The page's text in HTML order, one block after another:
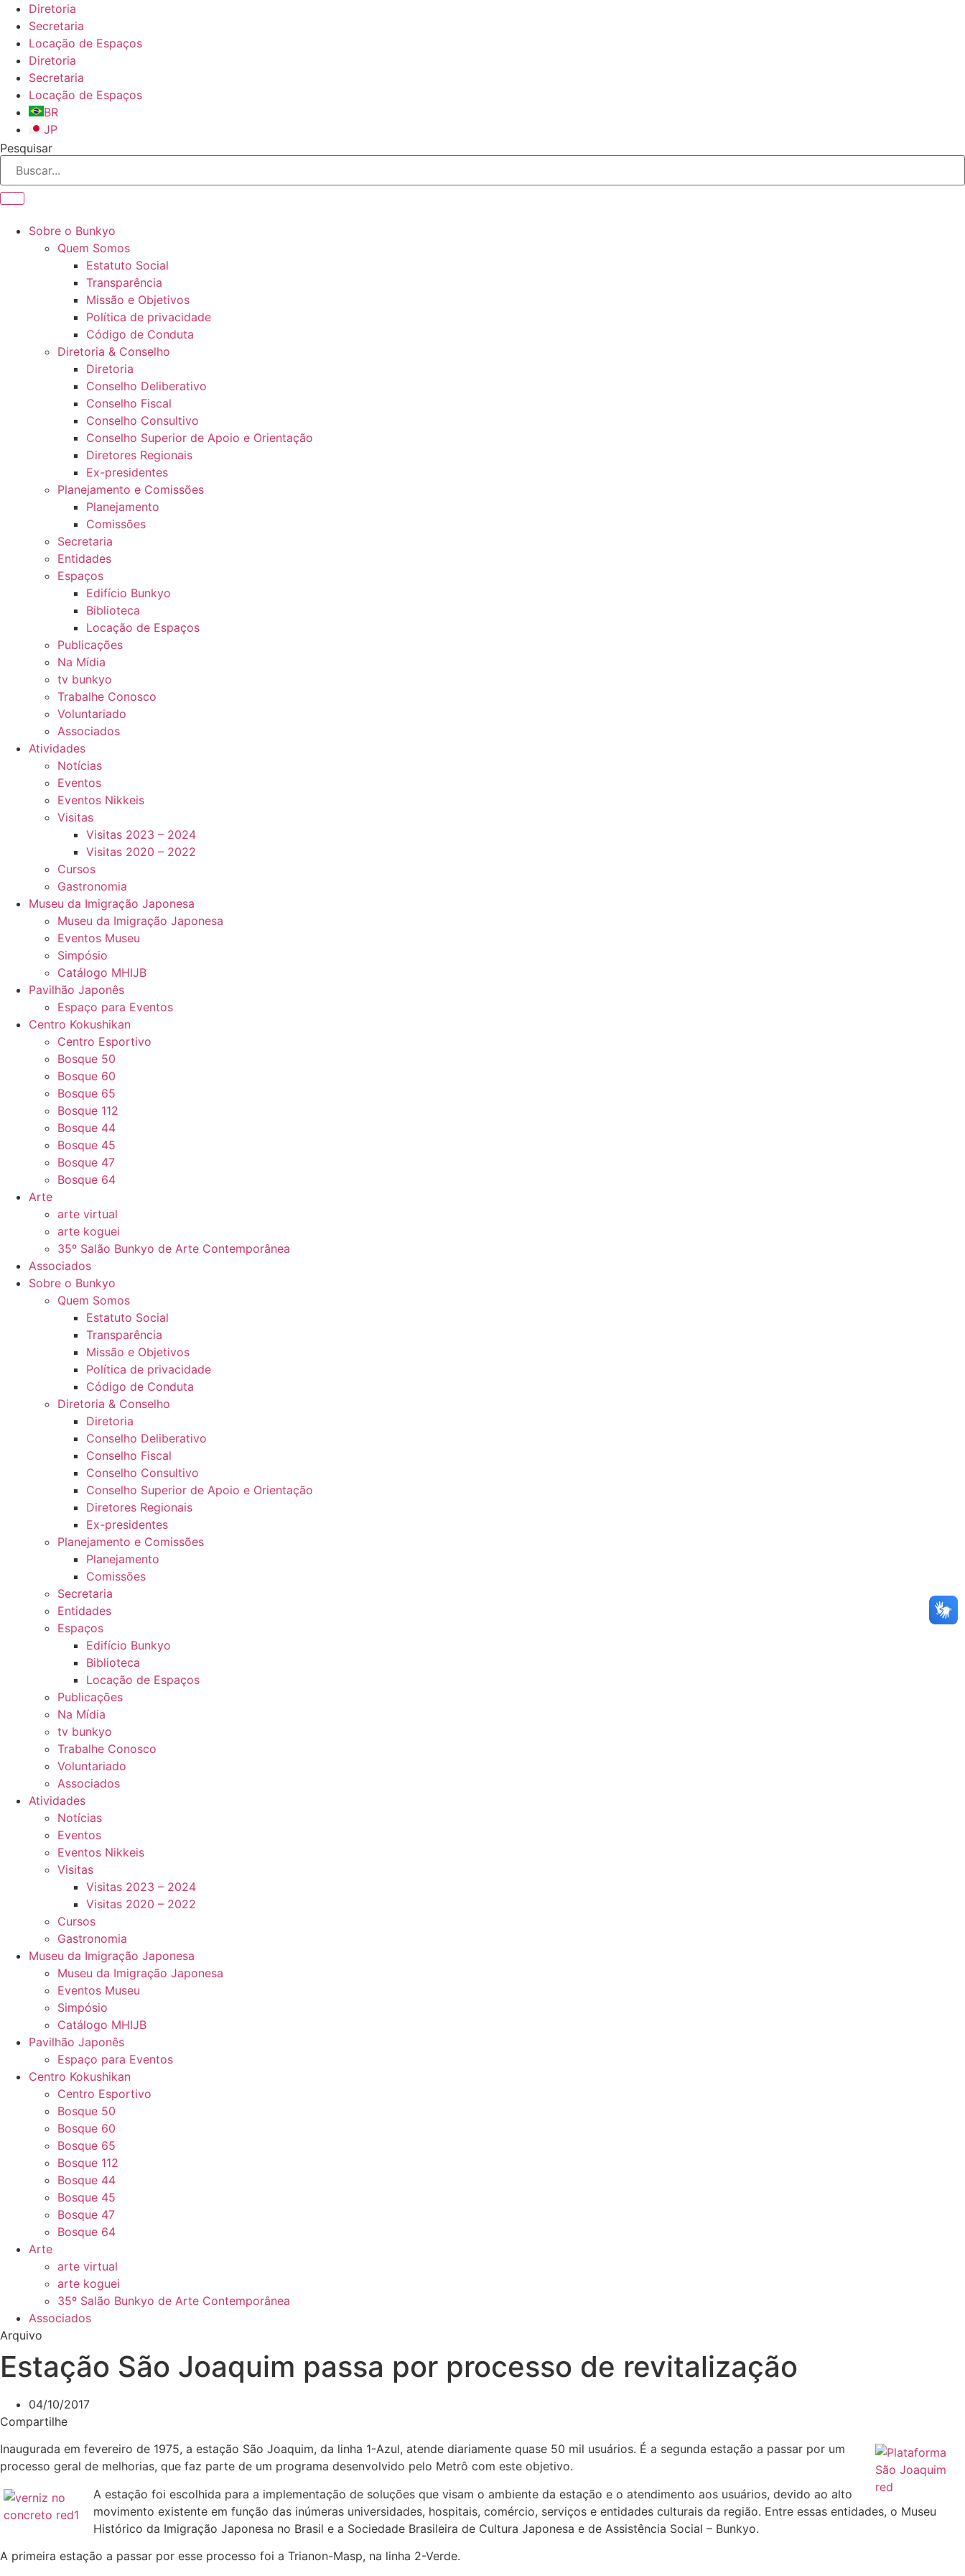
para
conteúdo
Diretoria
Secretaria
Locação de Espaços
Diretoria
Secretaria
Locação de Espaços
BR
JP
Pesquisar
Sobre o Bunkyo
Quem Somos
Estatuto Social
Transparência
Missão e Objetivos
Política de privacidade
Código de Conduta
Diretoria & Conselho
Diretoria
Conselho Deliberativo
Conselho Fiscal
Conselho Consultivo
Conselho Superior de Apoio e Orientação
Diretores Regionais
Ex-presidentes
Planejamento e Comissões
Planejamento
Comissões
Secretaria
Entidades
Espaços
Edifício Bunkyo
Biblioteca
Locação de Espaços
Publicações
Na Mídia
tv bunkyo
Trabalhe Conosco
Voluntariado
Associados
Atividades
Notícias
Eventos
Eventos Nikkeis
Visitas
Visitas 2023 – 2024
Visitas 2020 – 2022
Cursos
Gastronomia
Museu da Imigração Japonesa
Museu da Imigração Japonesa
Eventos Museu
Simpósio
Catálogo MHIJB
Pavilhão Japonês
Espaço para Eventos
Centro Kokushikan
Centro Esportivo
Bosque 50
Bosque 60
Bosque 65
Bosque 112
Bosque 44
Bosque 45
Bosque 47
Bosque 64
Arte
arte virtual
arte koguei
35º Salão Bunkyo de Arte Contemporânea
Associados
Sobre o Bunkyo
Quem Somos
Estatuto Social
Transparência
Missão e Objetivos
Política de privacidade
Código de Conduta
Diretoria & Conselho
Diretoria
Conselho Deliberativo
Conselho Fiscal
Conselho Consultivo
Conselho Superior de Apoio e Orientação
Diretores Regionais
Ex-presidentes
Planejamento e Comissões
Planejamento
Comissões
Secretaria
Entidades
Espaços
Edifício Bunkyo
Biblioteca
Locação de Espaços
Publicações
Na Mídia
tv bunkyo
Trabalhe Conosco
Voluntariado
Associados
Atividades
Notícias
Eventos
Eventos Nikkeis
Visitas
Visitas 2023 – 2024
Visitas 2020 – 2022
Cursos
Gastronomia
Museu da Imigração Japonesa
Museu da Imigração Japonesa
Eventos Museu
Simpósio
Catálogo MHIJB
Pavilhão Japonês
Espaço para Eventos
Centro Kokushikan
Centro Esportivo
Bosque 50
Bosque 60
Bosque 65
Bosque 112
Bosque 44
Bosque 45
Bosque 47
Bosque 64
Arte
arte virtual
arte koguei
35º Salão Bunkyo de Arte Contemporânea
Associados
Arquivo
Estação São Joaquim passa por processo de revitalização
04/10/2017
Compartilhe
Inaugurada em fevereiro de 1975, a estação São Joaquim, da linha 1-Azul, atende diariamente quase 50 mil usuários. É a segunda estação a passar por um
processo geral de melhorias, que faz parte de um programa desenvolvido pelo Metrô com este objetivo.
A estação foi escolhida para a implementação de soluções que visam o ambiente da estação e o atendimento aos usuários, devido ao alto
movimento existente em função das inúmeras universidades, hospitais, comércio, serviços e entidades culturais da região. Entre essas entidades, o Museu
Histórico da Imigração Japonesa no Brasil e a Sociedade Brasileira de Cultura Japonesa e de Assistência Social – Bunkyo.
A primeira estação a passar por esse processo foi a Trianon-Masp, na linha 2-Verde.